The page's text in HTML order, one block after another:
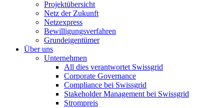
Projektübersicht
Netz der Zukunft
Netzexpress
Bewilligungsverfahren
Grundeigentümer
Über uns
Unternehmen
All dies verantwortet Swissgrid
Corporate Governance
Compliance bei Swissgrid
Stakeholder Management bei Swissgrid
Strompreis